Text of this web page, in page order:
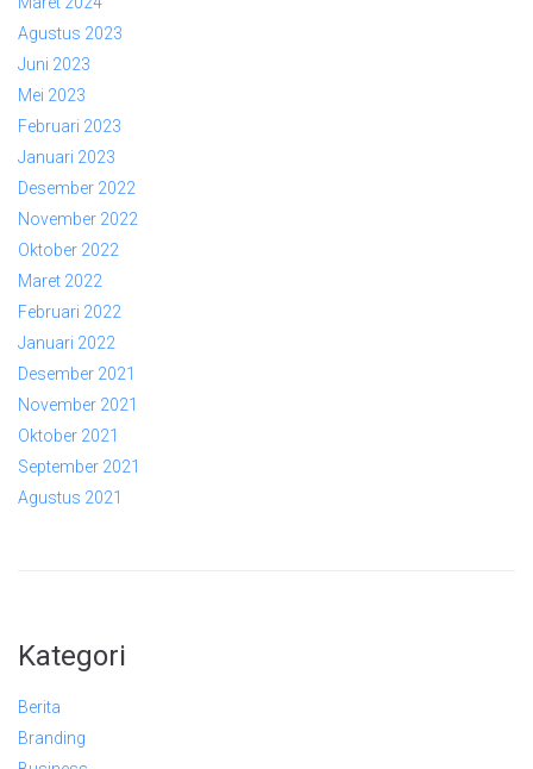
Agustus 2023
Juni 2023
Mei 2023
Februari 2023
Januari 2023
Desember 2022
November 2022
Oktober 2022
Maret 2022
Februari 2022
Januari 2022
Desember 2021
November 2021
Oktober 2021
September 2021
Agustus 2021
Kategori
Berita
Branding